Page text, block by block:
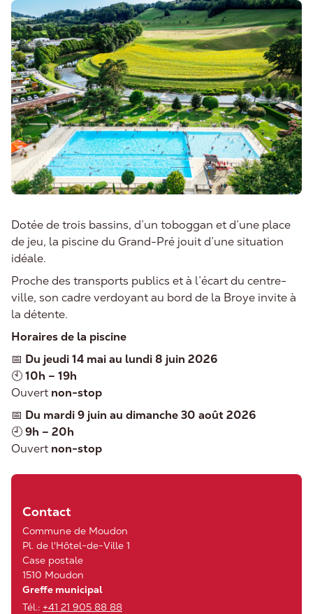
Dotée de trois bassins, d’un toboggan et d’une place
de jeu, la piscine du Grand-Pré jouit d’une situation
idéale.
Proche des transports publics et à l’écart du centre-
ville, son cadre verdoyant au bord de la Broye invite à
la détente.
Horaires de la piscine
📅 Du jeudi 14 mai au lundi 8 juin 2026
🕙10h – 19h
Ouvert non-stop
📅 Du mardi 9 juin au dimanche 30 août 2026
🕘9h – 20h
Ouvert non-stop
Contact
Commune de Moudon
Pl. de l'Hôtel-de-Ville 1
Case postale
1510 Moudon
Greffe municipal
Tél.: +41 21 905 88 88